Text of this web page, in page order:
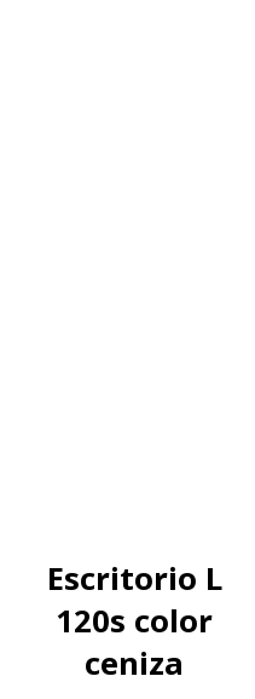
Escritorio L
120s color
ceniza